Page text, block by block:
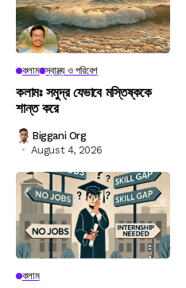
কলাম স্বাস্থ্য ও পরিবেশ
কলামঃ সমুদ্র যেভাবে মস্তিষ্ককে
শান্ত করে
Biggani Org
August 4, 2026
কলাম